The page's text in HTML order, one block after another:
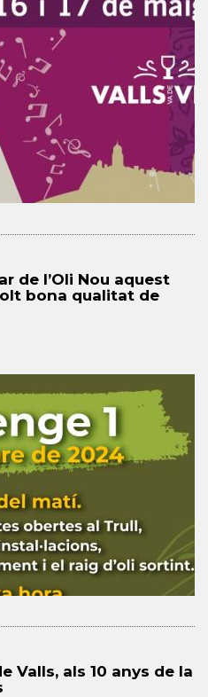
de l’Oli Nou aquest
bona qualitat de
Valls, als 10 anys de la